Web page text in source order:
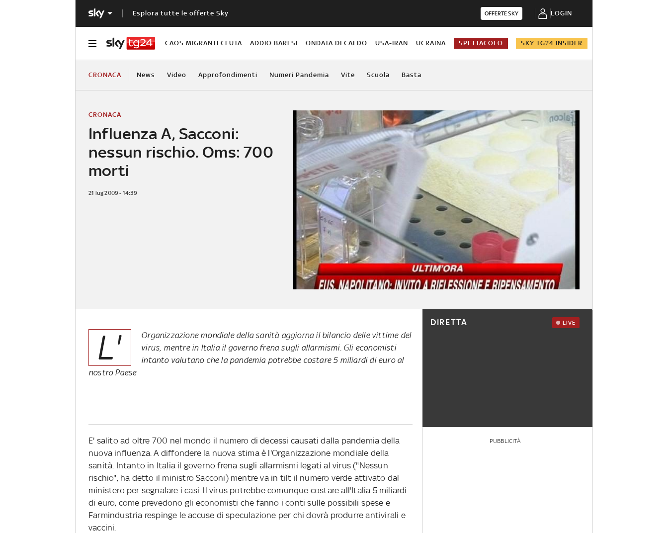
Esplora tutte le offerte Sky OFFERTE SKY LOGIN
CAOS MIGRANTI CEUTA ADDIO BARESI ONDATA DI CALDO USA-IRAN UCRAINA SPETTACOLO SKY TG24 INSIDER
CRONACA News Video Approfondimenti Numeri Pandemia Vite Scuola Basta
Influenza A, Sacconi:
nessun rischio. Oms: 700
morti
CRONACA
21 lug 2009 - 14:39
L'
Organizzazione mondiale della sanità aggiorna il bilancio delle vittime del
virus, mentre in Italia il governo frena sugli allarmismi. Gli economisti
intanto valutano che la pandemia potrebbe costare 5 miliardi di euro al
nostro Paese
E' salito ad oltre 700 nel mondo il numero di decessi causati dalla pandemia della
nuova influenza. A diffondere la nuova stima è l'Organizzazione mondiale della
sanità. Intanto in Italia il governo frena sugli allarmismi legati al virus ("Nessun
rischio", ha detto il ministro Sacconi) mentre va in tilt il numero verde attivato dal
ministero per segnalare i casi. ll virus potrebbe comunque costare all'Italia 5 miliardi
di euro, come prevedono gli economisti che fanno i conti sulle possibili spese e
Farmindustria respinge le accuse di speculazione per chi dovrà produrre antivirali e
vaccini.
DIRETTA LIVE
PUBBLICITÀ